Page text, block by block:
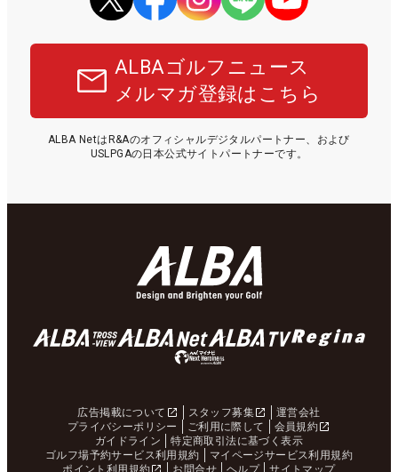
ALBAゴルフニュース
メルマガ登録はこちら
ALBA NetはR&Aのオフィシャルデジタルパートナー、および
USLPGAの日本公式サイトパートナーです。
広告掲載について スタッフ募集
運営会社
プライバシーポリシー
ご利用に際して
会員規約
ガイドライン
特定商取引法に基づく表示
ゴルフ場予約サービス利用規約
マイページサービス利用規約
ポイント利用規約
お問合せ ヘルプ サイトマップ